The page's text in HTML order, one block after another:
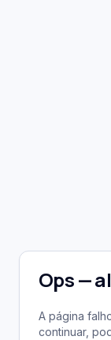
Ops —
A página
continuar,